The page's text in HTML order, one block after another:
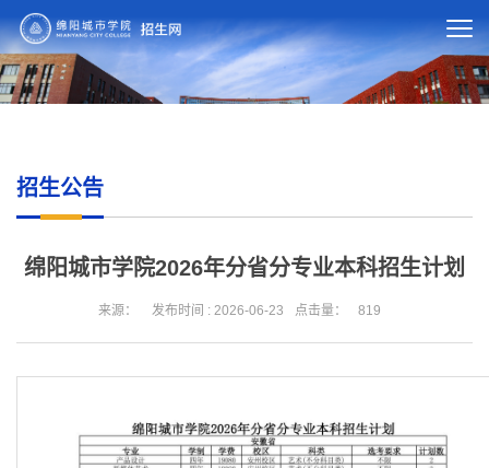
招生公告
绵阳城市学院2026年分省分专业本科招生计划
来源： 发布时间 : 2026-06-23 点击量： 819